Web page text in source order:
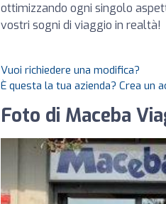
ottimizzando ogni singolo
vostri sogni di viaggio in realtà!
Vuoi richiedere una modifica?
È questa la tua azienda? Crea
Foto di Maceba